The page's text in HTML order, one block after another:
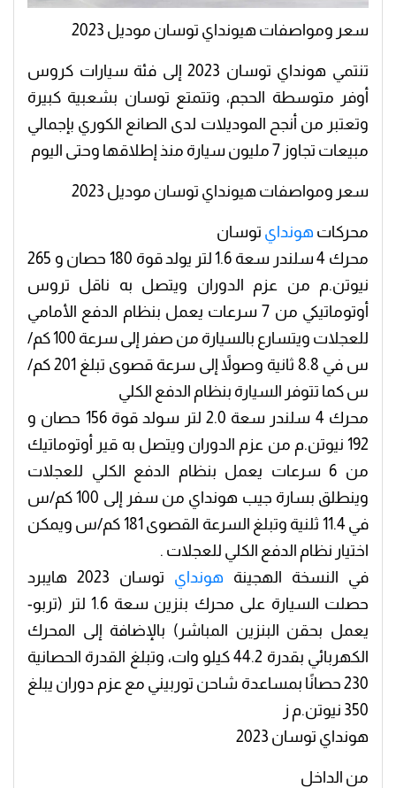
سعر ومواصفات هيونداي توسان موديل 2023
تنتمي هونداي توسان 2023 إلى فئة سيارات كروس
أوفر متوسطة الحجم، وتتمتع توسان بشعبية كبيرة
وتعتبر من أنجح الموديلات لدى الصانع الكوري بإجمالي
مبيعات تجاوز 7 مليون سيارة منذ إطلاقها وحتى اليوم
سعر ومواصفات هيونداي توسان موديل 2023
محركات هونداي توسان
محرك 4 سلندر سعة 1.6 لتر يولد قوة 180 حصان و 265
نيوتن.م من عزم الدوران ويتصل به ناقل تروس
أوتوماتيكي من 7 سرعات يعمل بنظام الدفع الأمامي
للعجلات ويتسارع بالسيارة من صفر إلى سرعة 100 كم/
س في 8.8 ثانية وصولاً إلى سرعة قصوى تبلغ 201 كم/
س كما تتوفر السيارة بنظام الدفع الكلي
محرك 4 سلندر سعة 2.0 لتر سولد قوة 156 حصان و
192 نيوتن.م من عزم الدوران ويتصل به قير أوتوماتيك
من 6 سرعات يعمل بنظام الدفع الكلي للعجلات
وينطلق بسارة جيب هونداي من سفر إلى 100 كم/س
في 11.4 ثلنية وتبلغ السرعة القصوى 181 كم/س ويمكن
اختيار نظام الدفع الكلي للعجلات .
في النسخة الهجينة هونداي
توسان 2023 هايبرد
حصلت السيارة على محرك بنزين سعة 1.6 لتر (تربو-
يعمل بحقن البنزين المباشر) بالإضافة إلى المحرك
الكهربائي بقدرة 44.2 كيلو وات، وتبلغ القدرة الحصانية
230 حصانًا بمساعدة شاحن توربيني مع عزم دوران يبلغ
350 نيوتن.م ز
هونداي توسان 2023
من الداخل